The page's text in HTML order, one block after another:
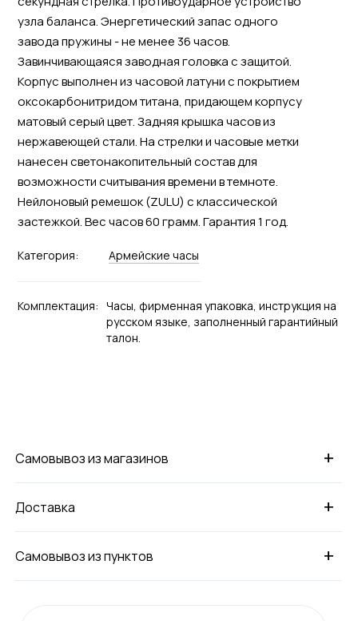
узла баланса. Энергетический запас одного
завода пружины - не менее 36 часов.
Завинчивающаяся заводная головка с защитой.
Корпус выполнен из часовой латуни с покрытием
оксокарбонитридом титана, придающем корпусу
матовый серый цвет. Задняя крышка часов из
нержавеющей стали. На стрелки и часовые метки
нанесен светонакопительный состав для
возможности считывания времени в темноте.
Нейлоновый ремешок (ZULU) с классической
застежкой. Вес часов 60 грамм. Гарантия 1 год.
Категория: Армейские часы
Комплектация: Часы, фирменная упаковка, инструкция на
русском языке, заполненный гарантийный
талон.
+
Самовывоз из магазинов
+
Доставка
+
Самовывоз из пунктов